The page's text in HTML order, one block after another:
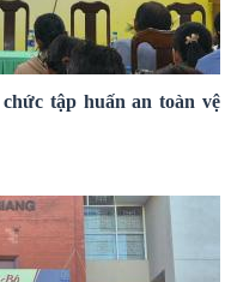
tập huấn an toàn vệ